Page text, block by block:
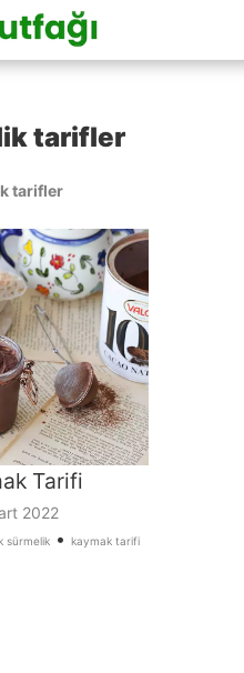
tarifler
tarifler
Tarifi
2022
sürmelik• kaymak tarifi